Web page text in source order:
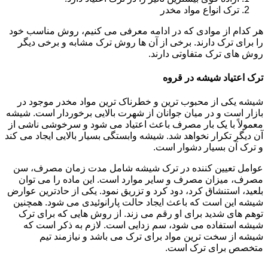
ترک انواع مواد مخدر
هر کدام از موادی که در ادامه معرفی می کنیم، روش مناسب خود
را برای ترک دارند. برخی از آن ها روش ترک مشابه و برخی دیگر
روش های ترک متفاوتی دارند.
ترک اعتیاد شیشه در قروه
شیشه یکی از محبوب ترین و خطرناک ترین مواد مخدر موجود در
بازار است و در میان جوانان از شهرت بالایی برخوردار است. شیشه
معمولاً با یک بار مصرف باعث اعتیاد می شود و سرخوشی ناشی از
آن دیگر تکرار نخواهد شد. شیشه وابستگی بسیار بالایی ایجاد می کند
و ترک آن بسیار دشوار است.
عوامل تعیین کننده در ترک شیشه شامل مدت زمان مصرف، سن
مصرف، میزان مصرف و سایر موارد است. این ماده را می توان
بلعید، استنشاق کرد، دود کرد و تزریق نمود. یکی از حادترین عوارض
شیشه این است که باعث ایجاد حالت پارانوئیدی می شود. همچنین
توهم های شدید برای او رقم می زند. از روش هایی که برای ترک
شیشه استفاده می شود، سم زدایی است. لازم به ذکر است که
شیشه از سخت ترین مواد برای ترک می باشد و نیازمند تیم
متخصص برای ترک است.